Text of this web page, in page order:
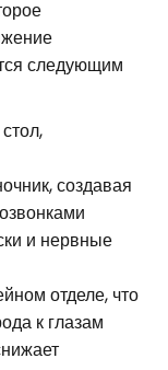
следующим
создавая
и нервные
отделе, что
к глазам